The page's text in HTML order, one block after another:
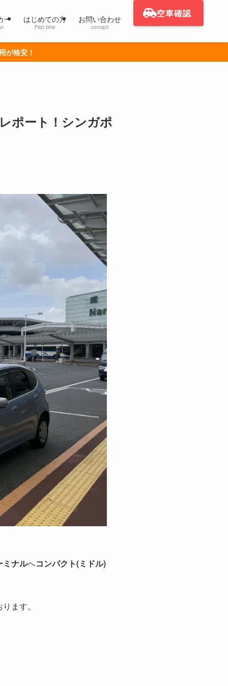
ー はじめての方
First time
お問い合わせ
contact
空車確認
が格安！
ポート！シンガポ
ミナルへコンパクト(ミドル)
ます。